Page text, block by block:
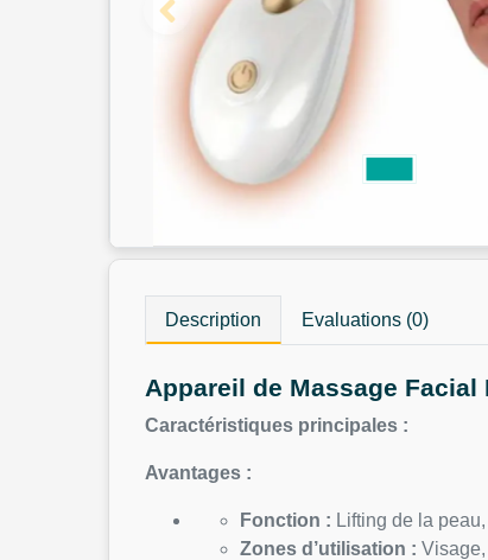
Description Evaluations (0)
Appareil de Massage Facial
Caractéristiques principales :
Avantages :
Fonction : Lifting de la
Zones d’utilisation :